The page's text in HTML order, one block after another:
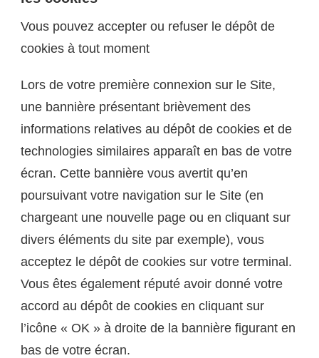
Vous pouvez accepter ou refuser le dépôt de
cookies à tout moment
Lors de votre première connexion sur le Site,
une bannière présentant brièvement des
informations relatives au dépôt de cookies et de
technologies similaires apparaît en bas de votre
écran. Cette bannière vous avertit qu’en
poursuivant votre navigation sur le Site (en
chargeant une nouvelle page ou en cliquant sur
divers éléments du site par exemple), vous
acceptez le dépôt de cookies sur votre terminal.
Vous êtes également réputé avoir donné votre
accord au dépôt de cookies en cliquant sur
l’icône « OK » à droite de la bannière figurant en
bas de votre écran.